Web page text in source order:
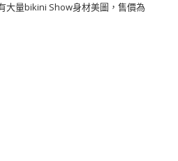
大量bikini Show身材美圖，售價為